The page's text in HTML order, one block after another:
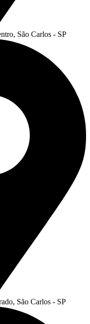
São Carlos - SP
São Carlos - SP